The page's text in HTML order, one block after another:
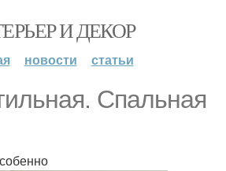
И ДЕКОР
новости статьи
Спальная